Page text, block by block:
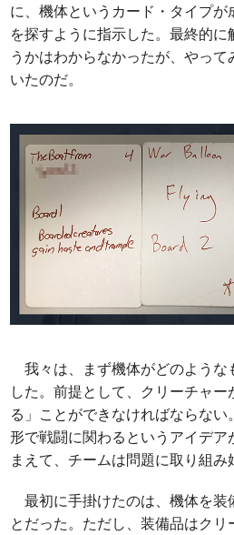
に、機体というカード・タイプ
を探すように指示した。最終的
うかはわからなかったが、やっ
いたのだ。
我々は、まず機体がどのような
した。前提として、クリーチャ
る」ことができなければならな
形で戦闘に関わるというアイデ
まえて、チームは問題に取り組み
最初に手掛けたのは、機体を装
とだった。ただし、装備品はク